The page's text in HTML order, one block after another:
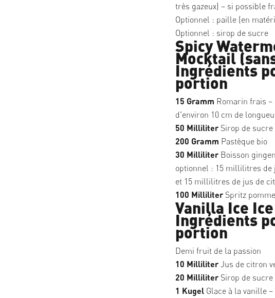
très gazeux) – si possible
Optionnel : paille (en
Optionnel : sirop de sucre
Spicy
Mocktail
Ingrédients
portion
15 Gramm Romarin frais –
d'environ 10 cm de
50 Milliliter Sirop de sucre
200 Gramm Pastèque bio
30 Milliliter Boisson
optionnel : 15 millilitres de
et 15 millilitres de jus de
100 Milliliter Spritz
Vanilla Ice
Ingrédients
portion
Demi fruit de la passion
10 Milliliter Jus de citron
20 Milliliter Sirop de sucre
1 Kugel Glace à la vanille